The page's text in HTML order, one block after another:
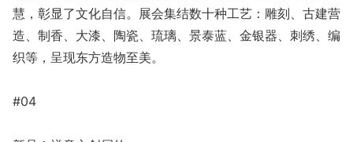
慧，彰显了文化自信。展会集结数十种工艺：雕刻、古建营
造、制香、大漆、陶瓷、琉璃、景泰蓝、金银器、刺绣、编
织等，呈现东方造物至美。
#04